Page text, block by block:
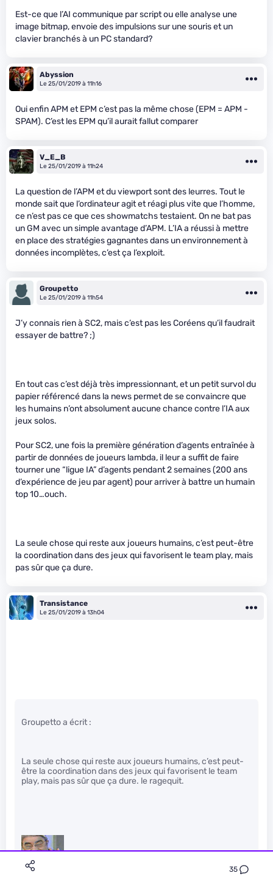
35
Est-ce que l’AI communique par script ou elle analyse une
image bitmap, envoie des impulsions sur une souris et un
clavier branchés à un PC standard?
Abyssion
Le 25/01/2019 à 11h16
Oui enfin APM et EPM c’est pas la même chose (EPM = APM -
SPAM). C’est les EPM qu’il aurait fallut comparer
V_E_B
Le 25/01/2019 à 11h24
La question de l’APM et du viewport sont des leurres. Tout le
monde sait que l’ordinateur agit et réagi plus vite que l’homme,
ce n’est pas ce que ces showmatchs testaient. On ne bat pas
un GM avec un simple avantage d’APM. L’IA a réussi à mettre
en place des stratégies gagnantes dans un environnement à
données incomplètes, c’est ça l’exploit.
Groupetto
Le 25/01/2019 à 11h54
J’y connais rien à SC2, mais c’est pas les Coréens qu’il faudrait
essayer de battre? ;)
En tout cas c’est déjà très impressionnant, et un petit survol du
papier référencé dans la news permet de se convaincre que
les humains n’ont absolument aucune chance contre l’IA aux
jeux solos.
Pour SC2, une fois la première génération d’agents entraînée à
partir de données de joueurs lambda, il leur a suffit de faire
tourner une “ligue IA” d’agents pendant 2 semaines (200 ans
d’expérience de jeu par agent) pour arriver à battre un humain
top 10…ouch.
La seule chose qui reste aux joueurs humains, c’est peut-être
la coordination dans des jeux qui favorisent le team play, mais
pas sûr que ça dure.
Transistance
Le 25/01/2019 à 13h04
Groupetto a écrit :
La seule chose qui reste aux joueurs humains, c’est peut-
être la coordination dans des jeux qui favorisent le team
play, mais pas sûr que ça dure. le ragequit.